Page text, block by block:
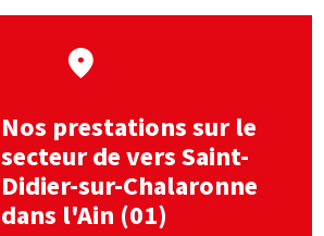
Nos prestations sur le
secteur de vers Saint-
Didier-sur-Chalaronne
dans l'Ain (01)